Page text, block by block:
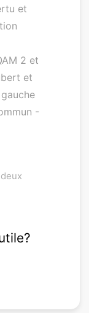
et
2 et
et
-